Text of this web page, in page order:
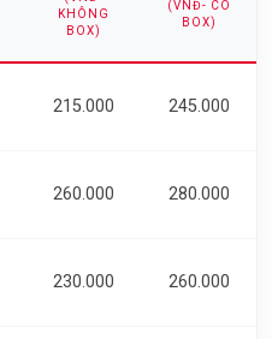
KHÔNG
BOX)
(VNĐ- CÓ
BOX)
215.000 245.000
260.000 280.000
230.000 260.000